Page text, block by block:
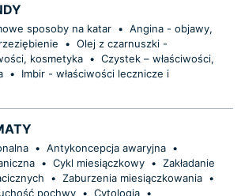
sposoby na katar • Angina - objawy,
• Olej z czarnuszki -
kosmetyka • Czystek – właściwości,
•
Imbir - właściwości lecznicze i
• Antykoncepcja awaryjna •
• Cykl miesiączkowy • Zakładanie
• Zaburzenia miesiączkowania •
pochwy • Cytologia •